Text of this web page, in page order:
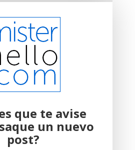
que te avise
un nuevo
post?